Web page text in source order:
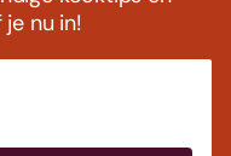
nu in!